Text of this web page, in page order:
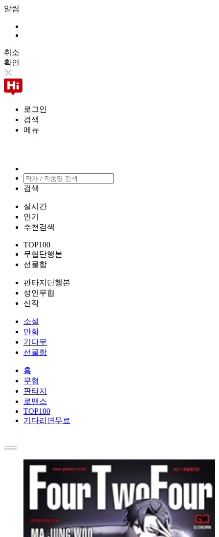
알림
취소
확인
로그인
검색
메뉴
검색
실시간
인기
추천검색
TOP100
무협단행본
선물함
판타지단행본
성인무협
신작
소설
만화
기다무
선물함
홈
무협
판타지
로맨스
TOP100
기다리면무료